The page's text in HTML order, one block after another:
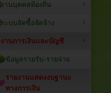
งานบุคคลท้องถิ่น
ระบบจัดซื้อจัดจ้าง
งานการเงินและบัญชี
ข้อมูลรายรับ-รายจ่าย
รายงานแสดงงบฐานะ
ทางการเงิน